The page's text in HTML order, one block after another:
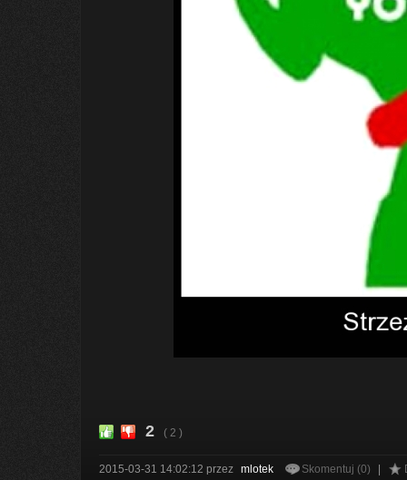
2 ( 2 )
2015-03-31 14:02:12 przez mlotek Skomentuj (0)